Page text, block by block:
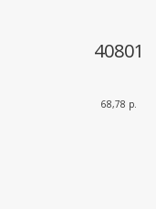
40801
68,78 р.